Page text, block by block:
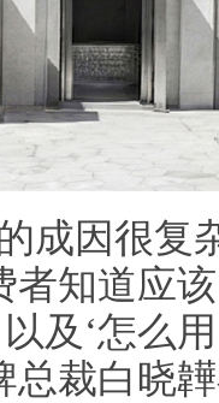
成因很复
知道应
及‘怎么
总裁白晓